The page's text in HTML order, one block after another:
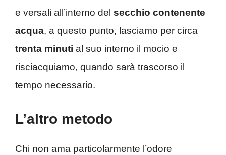
e versali all’interno del secchio contenente
acqua, a questo punto, lasciamo per circa
trenta minuti al suo interno il mocio e
risciacquiamo, quando sarà trascorso il
tempo necessario.
L’altro metodo
Chi non ama particolarmente l’odore